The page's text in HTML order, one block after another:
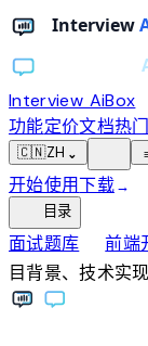
Interview AiBox
功能定价文档热
🇨🇳ZH ⌄
开始使用下载→
目录
面试题库chevron_right前端
目背景、技术实